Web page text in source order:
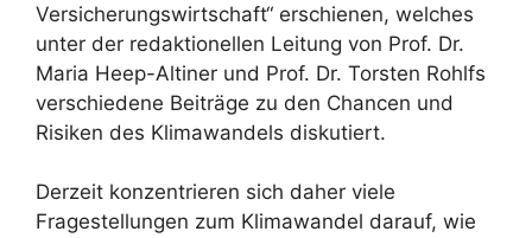
Versicherungswirtschaft“ erschienen, welches
unter der redaktionellen Leitung von Prof. Dr.
Maria Heep-Altiner und Prof. Dr. Torsten Rohlfs
verschiedene Beiträge zu den Chancen und
Risiken des Klimawandels diskutiert.
Derzeit konzentrieren sich daher viele
Fragestellungen zum Klimawandel darauf, wie